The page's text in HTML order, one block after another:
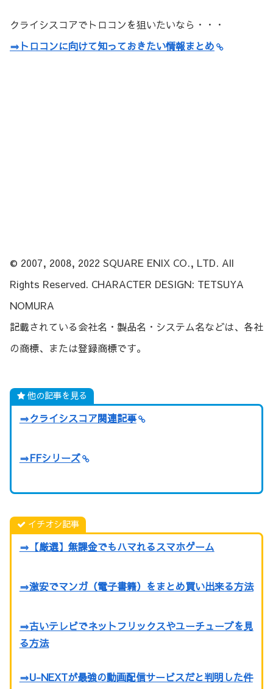
クライシスコアでトロコンを狙いたいなら・・・
⇒トロコンに向けて知っておきたい情報まとめ
© 2007, 2008, 2022 SQUARE ENIX CO., LTD. All
Rights Reserved. CHARACTER DESIGN: TETSUYA
NOMURA
記載されている会社名・製品名・システム名などは、各社
の商標、または登録商標です。
他の記事を見る
⇒クライシスコア関連記事
⇒FFシリーズ
イチオシ記事
⇒【厳選】無課金でもハマれるスマホゲーム
⇒激安でマンガ（電子書籍）をまとめ買い出来る方法
⇒古いテレビでネットフリックスやユーチューブを見
る方法
⇒U-NEXTが最強の動画配信サービスだと判明した件